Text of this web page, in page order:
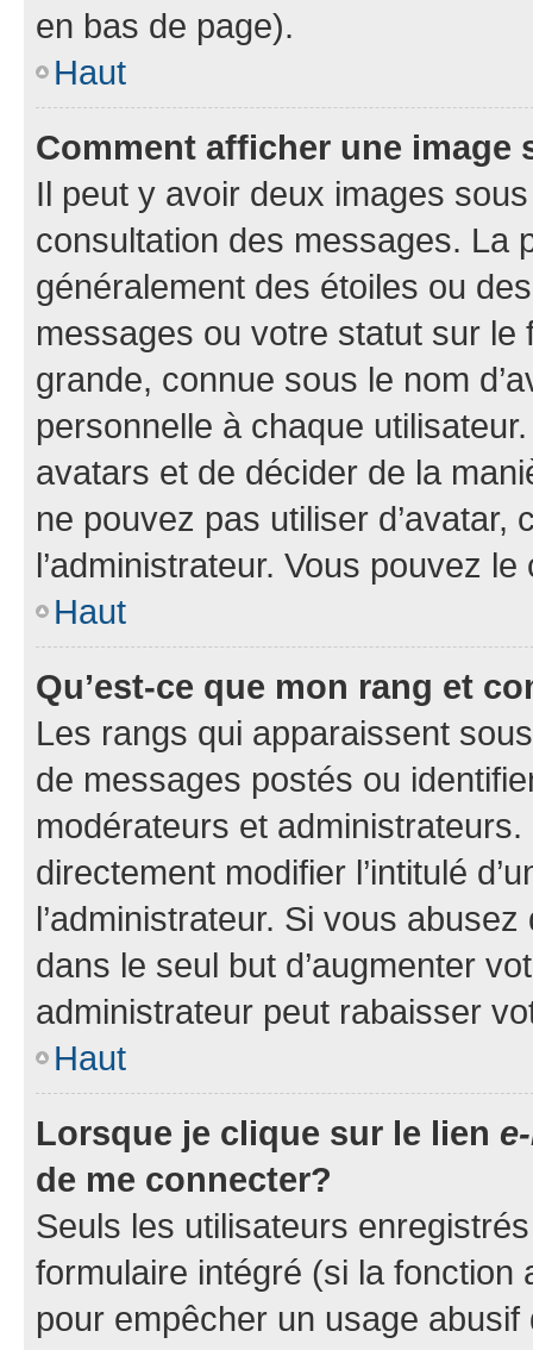
en bas de page).
Haut
Comment afficher une image
Il peut y avoir deux images
consultation des messages. La
généralement des étoiles ou
messages ou votre statut sur
grande, connue sous le nom
personnelle à chaque utilisateur.
avatars et de décider de la
ne pouvez pas utiliser d’avatar,
l’administrateur. Vous pouvez
Haut
Qu’est-ce que mon rang et
Les rangs qui apparaissent
de messages postés ou
modérateurs et
directement modifier l’intitulé
l’administrateur. Si vous
dans le seul but d’augmenter
administrateur peut rabaisser
Haut
Lorsque je clique sur le lien
de me connecter?
Seuls les utilisateurs
formulaire intégré (si la fonction
pour empêcher un usage